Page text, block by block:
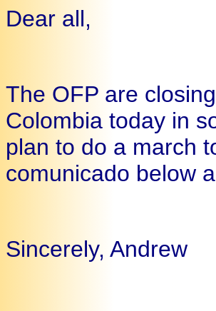
Dear all,
The OFP are
Colombia today in
plan to do a march
comunicado below
Sincerely, Andrew